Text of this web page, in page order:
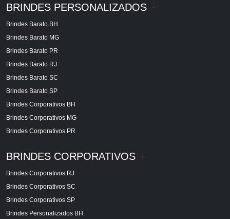
BRINDES PERSONALIZADOS
Brindes Barato BH
Brindes Barato MG
Brindes Barato PR
Brindes Barato RJ
Brindes Barato SC
Brindes Barato SP
Brindes Corporativos BH
Brindes Corporativos MG
Brindes Corporativos PR
BRINDES CORPORATIVOS
Brindes Corporativos RJ
Brindes Corporativos SC
Brindes Corporativos SP
Brindes Personalizados BH